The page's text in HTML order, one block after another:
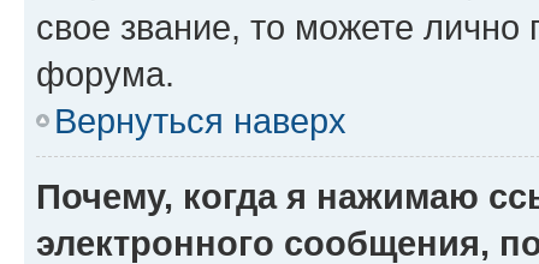
свое звание, то можете лично
форума.
Вернуться наверх
Почему, когда я нажимаю
электронного сообщения,